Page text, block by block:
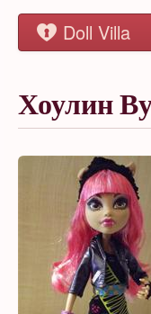
Doll Villa
Хоулин